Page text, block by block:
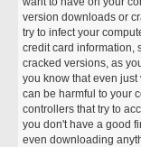
version downloads or
try to infect your
credit card information,
cracked versions, as
you know that even
can be harmful to your
controllers that try to
you don't have a good
even downloading